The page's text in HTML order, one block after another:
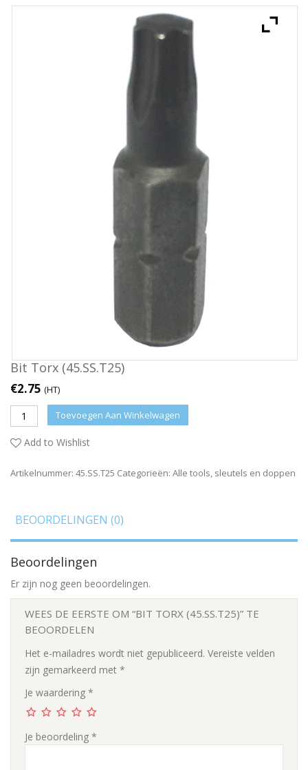
Bit Torx (45.SS.T25)
€2.75 (HT)
Toevoegen Aan Winkelwagen
Add to Wishlist
Artikelnummer: 45.SS.T25 Categorieën: Alle tools, sleutels en doppen
BEOORDELINGEN (0)
Beoordelingen
Er zijn nog geen beoordelingen.
WEES DE EERSTE OM “BIT TORX (45.SS.T25)” TE
BEOORDELEN
Het e-mailadres wordt niet gepubliceerd. Vereiste velden
zijn gemarkeerd met *
Je waardering *
Je beoordeling *